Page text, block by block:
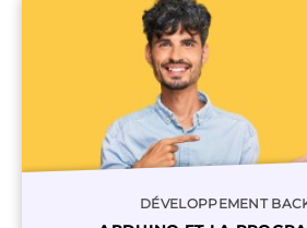
DÉVELOPPEMENT